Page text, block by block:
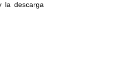
la descarga